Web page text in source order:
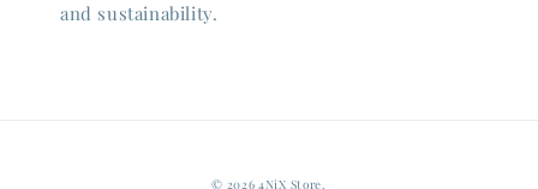
and sustainability.
© 2026 4NiX Store.